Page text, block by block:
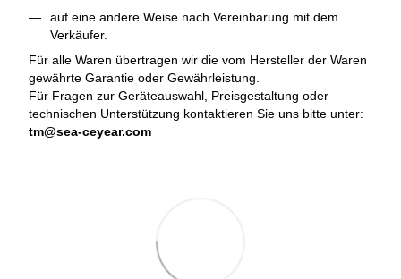
auf eine andere Weise nach Vereinbarung mit dem
Verkäufer.
Für alle Waren übertragen wir die vom Hersteller der Waren
gewährte Garantie oder Gewährleistung.
Für Fragen zur Geräteauswahl, Preisgestaltung oder
technischen Unterstützung kontaktieren Sie uns bitte unter:
tm@sea-ceyear.com